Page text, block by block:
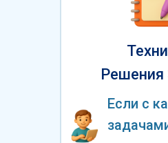
Решения
Если с